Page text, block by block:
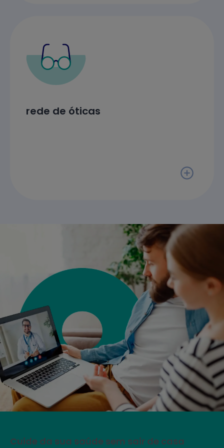
rede de óticas
Cuide da sua saúde sem sair de casa